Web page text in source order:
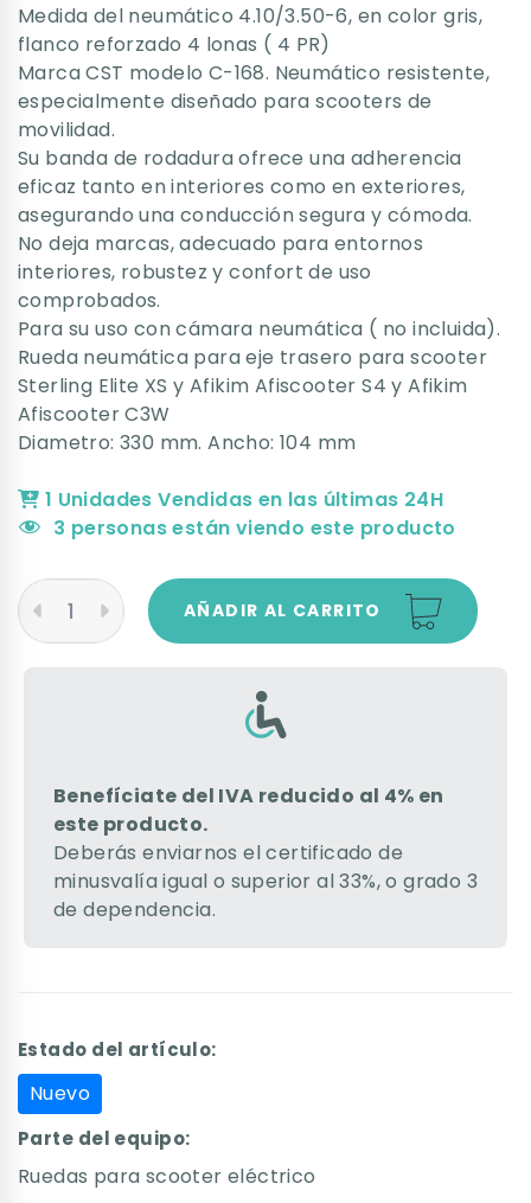
Medida del neumático 4.10/3.50-6, en color gris,
flanco reforzado 4 lonas ( 4 PR)
Marca CST modelo C-168. Neumático resistente,
especialmente diseñado para scooters de
movilidad.
Su banda de rodadura ofrece una adherencia
eficaz tanto en interiores como en exteriores,
asegurando una conducción segura y cómoda.
No deja marcas, adecuado para entornos
interiores, robustez y confort de uso
comprobados.
Para su uso con cámara neumática ( no incluida).
Rueda neumática para eje trasero para scooter
Sterling Elite XS y Afikim Afiscooter S4 y Afikim
Afiscooter C3W
Diametro: 330 mm. Ancho: 104 mm
1 Unidades Vendidas en las últimas 24H
3 personas están viendo este producto
AÑADIR AL CARRITO
Benefíciate del IVA reducido al 4% en
este producto.
Deberás enviarnos el certificado de
minusvalía igual o superior al 33%, o grado 3
de dependencia.
Estado del artículo:
Nuevo
Parte del equipo:
Ruedas para scooter eléctrico